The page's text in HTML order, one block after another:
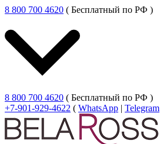
8 800 700 4620 ( Бесплатный по РФ )
8 800 700 4620 ( Бесплатный по РФ )
+7-901-929-4622 ( WhatsApp | Telegram